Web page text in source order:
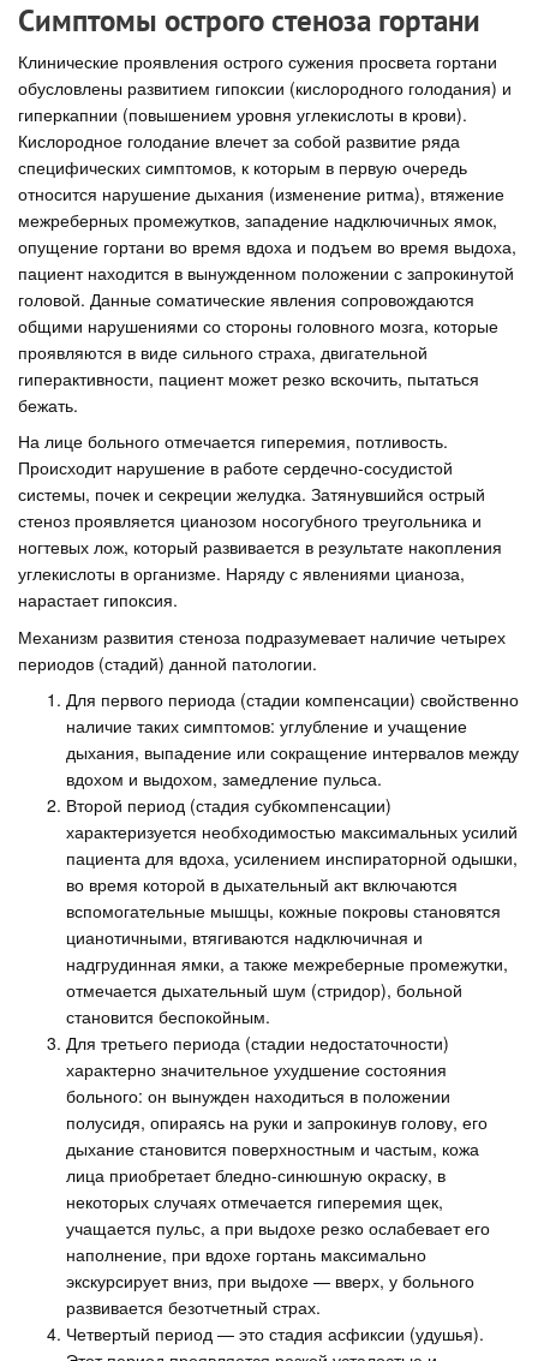
Симптомы острого стеноза гортани
Клинические проявления острого сужения просвета гортани
обусловлены развитием гипоксии (кислородного голодания) и
гиперкапнии (повышением уровня углекислоты в крови).
Кислородное голодание влечет за собой развитие ряда
специфических симптомов, к которым в первую очередь
относится нарушение дыхания (изменение ритма), втяжение
межреберных промежутков, западение надключичных ямок,
опущение гортани во время вдоха и подъем во время выдоха,
пациент находится в вынужденном положении с запрокинутой
головой. Данные соматические явления сопровождаются
общими нарушениями со стороны головного мозга, которые
проявляются в виде сильного страха, двигательной
гиперактивности, пациент может резко вскочить, пытаться
бежать.
На лице больного отмечается гиперемия, потливость.
Происходит нарушение в работе сердечно-сосудистой
системы, почек и секреции желудка. Затянувшийся острый
стеноз проявляется цианозом носогубного треугольника и
ногтевых лож, который развивается в результате накопления
углекислоты в организме. Наряду с явлениями цианоза,
нарастает гипоксия.
Механизм развития стеноза подразумевает наличие четырех
периодов (стадий) данной патологии.
Для первого периода (стадии компенсации) свойственно
наличие таких симптомов: углубление и учащение
дыхания, выпадение или сокращение интервалов между
вдохом и выдохом, замедление пульса.
Второй период (стадия субкомпенсации)
характеризуется необходимостью максимальных усилий
пациента для вдоха, усилением инспираторной одышки,
во время которой в дыхательный акт включаются
вспомогательные мышцы, кожные покровы становятся
цианотичными, втягиваются надключичная и
надгрудинная ямки, а также межреберные промежутки,
отмечается дыхательный шум (стридор), больной
становится беспокойным.
Для третьего периода (стадии недостаточности)
характерно значительное ухудшение состояния
больного: он вынужден находиться в положении
полусидя, опираясь на руки и запрокинув голову, его
дыхание становится поверхностным и частым, кожа
лица приобретает бледно-синюшную окраску, в
некоторых случаях отмечается гиперемия щек,
учащается пульс, а при выдохе резко ослабевает его
наполнение, при вдохе гортань максимально
экскурсирует вниз, при выдохе — вверх, у больного
развивается безотчетный страх.
Четвертый период — это стадия асфиксии (удушья).